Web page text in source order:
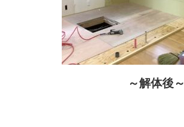
～解体後～